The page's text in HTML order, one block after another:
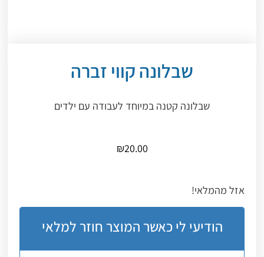
שבלונה קווי זברה
שבלונה קטנה במיוחד לעבודה עם ילדים
₪20.00
אזל מהמלאי!
הודיעי לי כאשר המוצר חוזר למלאי